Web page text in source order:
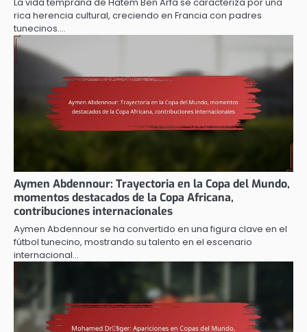
rica herencia cultural, creciendo en Francia con padres
tunecinos.…
Aymen Abdennour: Trayectoria en la Copa del Mundo,
momentos destacados de la Copa Africana,
contribuciones internacionales
Aymen Abdennour se ha convertido en una figura clave en el
fútbol tunecino, mostrando su talento en el escenario
internacional…